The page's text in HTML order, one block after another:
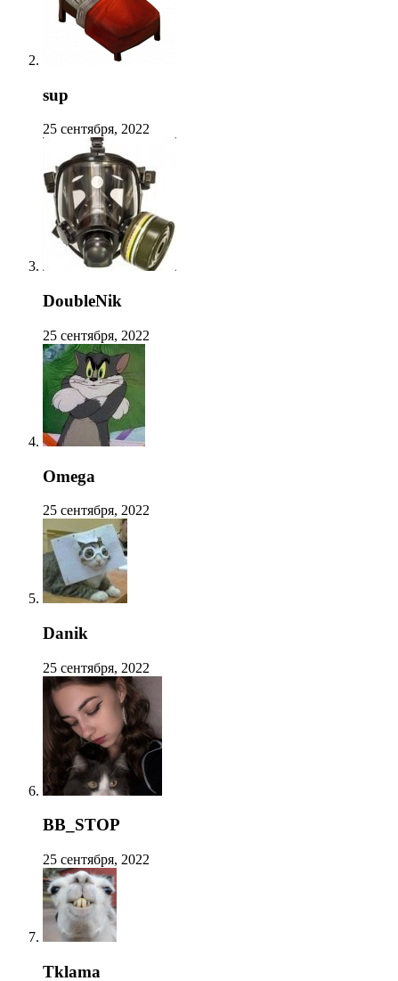
sup
25 сентября, 2022
DoubleNik
25 сентября, 2022
Omega
25 сентября, 2022
Danik
25 сентября, 2022
BB_STOP
25 сентября, 2022
Tklama